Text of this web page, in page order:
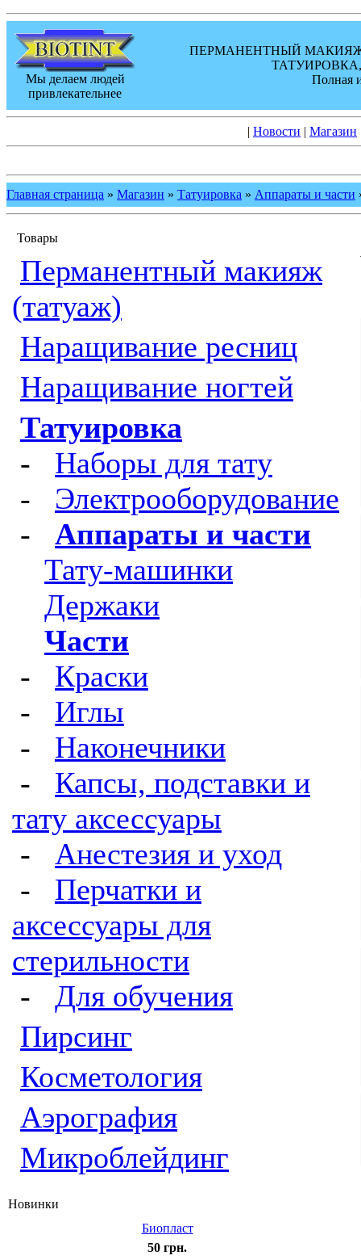
Мы делаем людей
привлекательнее
ПЕРМАНЕНТНЫЙ
Полная
| Новости | Магазин
Главная страница » Магазин » Татуировка » Аппараты и части
Товары
Перманентный макияж
(татуаж)
Наращивание ресниц
Наращивание ногтей
Татуировка
- Наборы для тату
- Электрооборудование
- Аппараты и части
Тату-машинки
Держаки
Части
- Краски
- Иглы
- Наконечники
- Капсы, подставки и
тату аксессуары
- Анестезия и уход
- Перчатки и
аксессуары для
стерильности
- Для обучения
Пирсинг
Косметология
Аэрография
Микроблейдинг
Новинки
Биопласт
50 грн.